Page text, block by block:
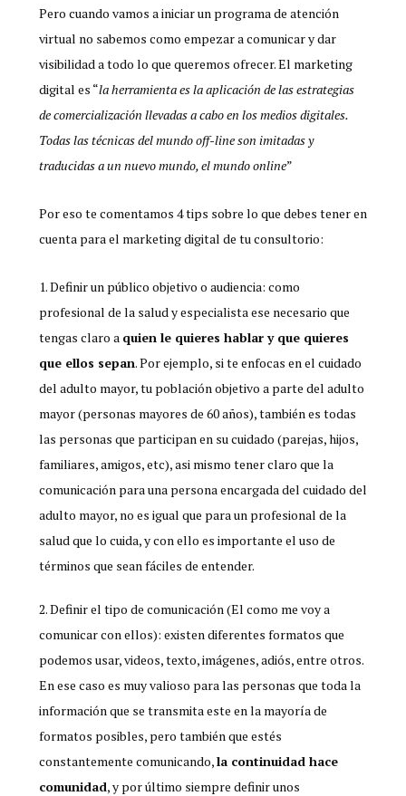
Pero cuando vamos a iniciar un programa de atención
virtual no sabemos como empezar a comunicar y dar
visibilidad a todo lo que queremos ofrecer. El marketing
digital es “la herramienta es la aplicación de las estrategias
de comercialización llevadas a cabo en los medios digitales.
Todas las técnicas del mundo off-line son imitadas y
traducidas a un nuevo mundo, el mundo online”
Por eso te comentamos 4 tips sobre lo que debes tener en
cuenta para el marketing digital de tu consultorio:
Definir un público objetivo o audiencia: como
profesional de la salud y especialista ese necesario que
tengas claro a quien le quieres hablar y que quieres
que ellos sepan. Por ejemplo, si te enfocas en el cuidado
del adulto mayor, tu población objetivo a parte del adulto
mayor (personas mayores de 60 años), también es todas
las personas que participan en su cuidado (parejas, hijos,
familiares, amigos, etc), asi mismo tener claro que la
comunicación para una persona encargada del cuidado del
adulto mayor, no es igual que para un profesional de la
salud que lo cuida, y con ello es importante el uso de
términos que sean fáciles de entender.
Definir el tipo de comunicación (El como me voy a
comunicar con ellos): existen diferentes formatos que
podemos usar, videos, texto, imágenes, adiós, entre otros.
En ese caso es muy valioso para las personas que toda la
información que se transmita este en la mayoría de
formatos posibles, pero también que estés
constantemente comunicando,la continuidad hace
comunidad, y por último siempre definir unos